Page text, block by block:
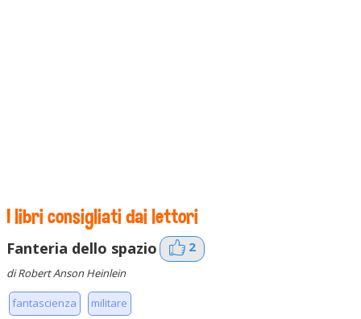
I libri consigliati dai lettori
Fanteria dello spazio 2
di Robert Anson Heinlein
fantascienza militare